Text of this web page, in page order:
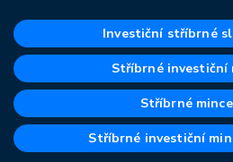
Investiční stříbrné
Stříbrné investiční
Stříbrné
Stříbrné investiční